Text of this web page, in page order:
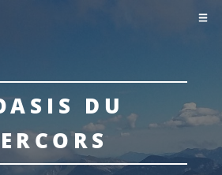
DU